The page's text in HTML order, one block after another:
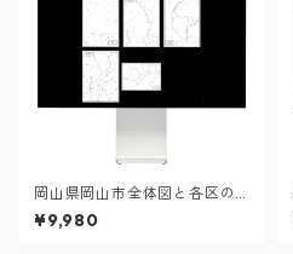
岡山県岡山市全体図と各区の
セット：町名も記載の地図デ
ータ（PDF・Aiファイル）
¥9,980